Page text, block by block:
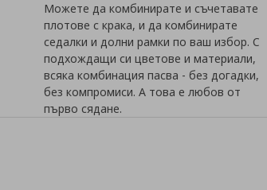
Можете да комбинирате и съчетавате
плотове с крака, и да комбинирате
седалки и долни рамки по ваш избор. С
подхождащи си цветове и материали,
всяка комбинация пасва - без догадки,
без компромиси. А това е любов от
първо сядане.